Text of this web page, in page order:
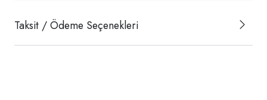
Taksit / Ödeme Seçenekleri